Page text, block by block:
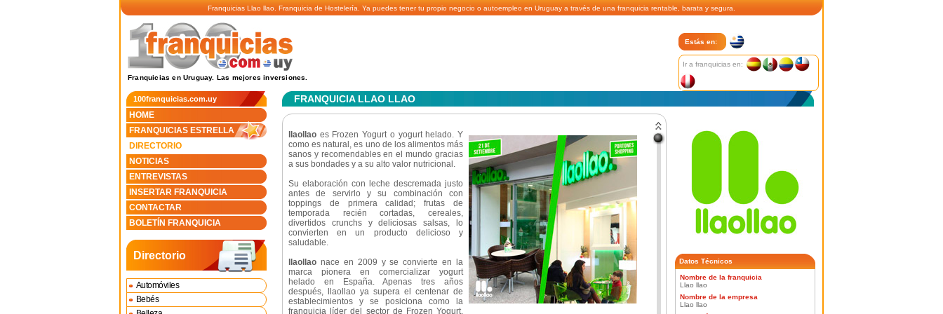
Franquicias Llao llao. Franquicia de Hostelería. Ya puedes tener tu propio negocio o autoempleo en Uruguay a través de una franquicia rentable, barata y segura.
Estás en:
Ir a franquicias en:
Franquicias en Uruguay. Las mejores inversiones.
FRANQUICIA LLAO LLAO
Datos Técnicos
Nombre de la franquicia
Llao llao
Nombre de la empresa
Llao llao
llaollao es Frozen Yogurt o yogurt helado. Y
como es natural, es uno de los alimentos más
sanos y recomendables en el mundo gracias
a sus bondades y a su alto valor nutricional.
Su elaboración con leche descremada justo
antes de servirlo y su combinación con
toppings de primera calidad; frutas de
temporada recién cortadas, cereales,
divertidos crunchs y deliciosas salsas, lo
convierten en un producto delicioso y
saludable.
llaollao nace en 2009 y se convierte en la
marca pionera en comercializar yogurt
helado en España. Apenas tres años
después, llaollao ya supera el centenar de
establecimientos y se posiciona como la
franquicia líder del sector de Frozen Yogurt.
100franquicias.com.uy
HOME
FRANQUICIAS ESTRELLA
DIRECTORIO
NOTICIAS
ENTREVISTAS
INSERTAR FRANQUICIA
CONTACTAR
BOLETÍN FRANQUICIA
Directorio
Automóviles
Bebés